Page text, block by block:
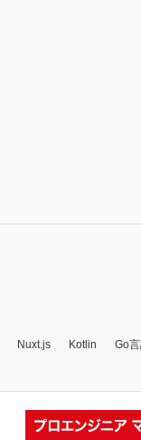
Nuxt.js Kotlin
Go